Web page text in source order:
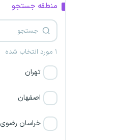
منطقه جستجو
۱ مورد انتخاب شده
تهران
اصفهان
خراسان رضوی